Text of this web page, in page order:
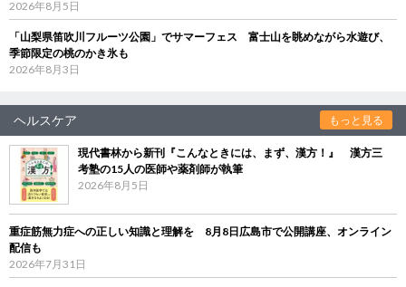
2026年8月5日
「山梨県笛吹川フルーツ公園」でサマーフェス 富士山を眺めながら水遊び、
季節限定の桃のかき氷も
2026年8月3日
ヘルスケア もっと見る
現代書林から新刊『こんなときには、まず、漢方！』 漢方三
考塾の15人の医師や薬剤師が執筆
2026年8月5日
重症筋無力症への正しい知識と理解を 8月8日広島市で公開講座、オンライン
配信も
2026年7月31日